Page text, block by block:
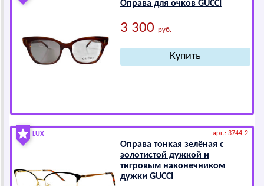
Оправа для очков GUССI
3 300 руб.
LUX арт.: 3744-2
Оправа тонкая зелёная с
золотистой дужкой и
тигровым наконечником
дужки GUССI